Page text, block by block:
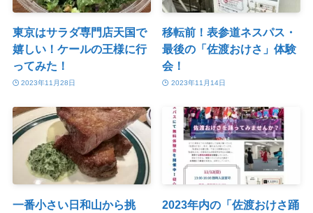
東京はサラダ専門店天国で
嬉しい！ケールの王様に行
ってみた！
2023年11月28日
移転前！表参道ネスパス・
最後の「佐渡おけさ」体験
会！
2023年11月14日
一番小さい日和山から挑
2023年内の「佐渡おけさ踊